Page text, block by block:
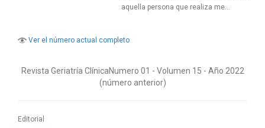
aquella persona que realiza me...
Ver el número actual completo
Revista Geriatría Clí­nicaNumero 01 - Volumen 15 - Año 2022
(número anterior)
Editorial